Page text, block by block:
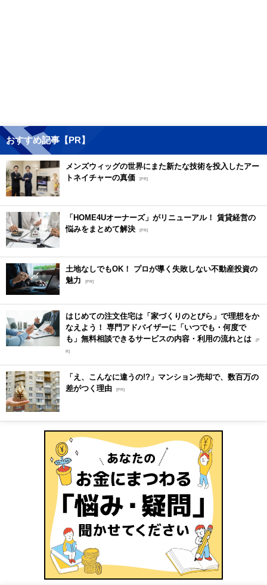
おすすめ記事【PR】
メンズウィッグの世界にまた新たな技術を投入したアー
トネイチャーの真価 [PR]
「HOME4Uオーナーズ」がリニューアル！ 賃貸経営の
悩みをまとめて解決 [PR]
土地なしでもOK！ プロが導く失敗しない不動産投資の
魅力
[PR]
はじめての注文住宅は「家づくりのとびら」で理想をか
なえよう！ 専門アドバイザーに「いつでも・何度で
も」無料相談できるサービスの内容・利用の流れとは [P
R]
「え、こんなに違うの!?」マンション売却で、数百万の
差がつく理由 [PR]